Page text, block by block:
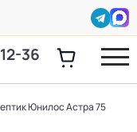
36
Юнилос Астра 75